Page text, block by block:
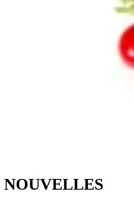
NOUVELLES